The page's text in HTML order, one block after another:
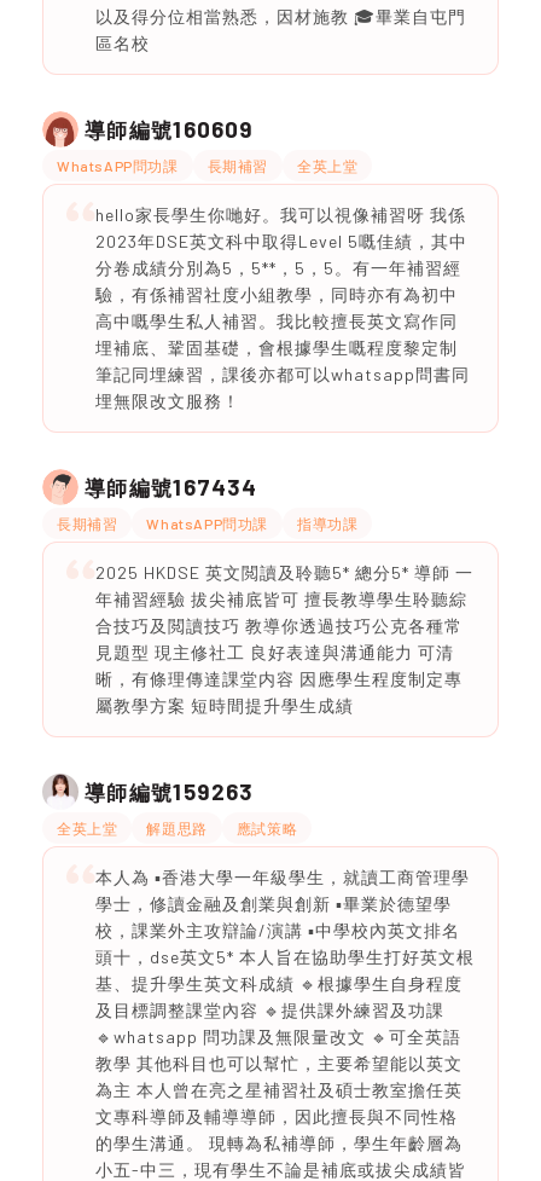
以及得分位相當熟悉，因材施教 🎓畢業自屯門
區名校
導師編號160609
WhatsAPP問功課 長期補習 全英上堂
hello家長學生你哋好。我可以視像補習呀 我係
2023年DSE英文科中取得Level 5嘅佳績，其中
分卷成績分別為5，5**，5，5。有一年補習經
驗，有係補習社度小組教學，同時亦有為初中
高中嘅學生私人補習。我比較擅長英文寫作同
埋補底、鞏固基礎，會根據學生嘅程度黎定制
筆記同埋練習，課後亦都可以whatsapp問書同
埋無限改文服務！
導師編號167434
長期補習 WhatsAPP問功課 指導功課
2025 HKDSE 英文閲讀及聆聽5* 總分5* 導師 一
年補習經驗 拔尖補底皆可 擅長教導學生聆聽綜
合技巧及閲讀技巧 教導你透過技巧公克各種常
見題型 現主修社工 良好表達與溝通能力 可清
晰，有條理傳達課堂内容 因應學生程度制定專
屬教學方案 短時間提升學生成績
導師編號159263
全英上堂 解題思路 應試策略
本人為 ▪️香港大學一年級學生，就讀工商管理學
學士，修讀金融及創業與創新 ▪️畢業於德望學
校，課業外主攻辯論/演講 ▪️中學校內英文排名
頭十，dse英文5* 本人旨在協助學生打好英文根
基、提升學生英文科成績 🔹根據學生自身程度
及目標調整課堂內容 🔹提供課外練習及功課
🔹whatsapp 問功課及無限量改文 🔹可全英語
教學 其他科目也可以幫忙，主要希望能以英文
為主 本人曾在亮之星補習社及碩士教室擔任英
文專科導師及輔導導師，因此擅長與不同性格
的學生溝通。 現轉為私補導師，學生年齡層為
小五-中三，現有學生不論是補底或拔尖成績皆